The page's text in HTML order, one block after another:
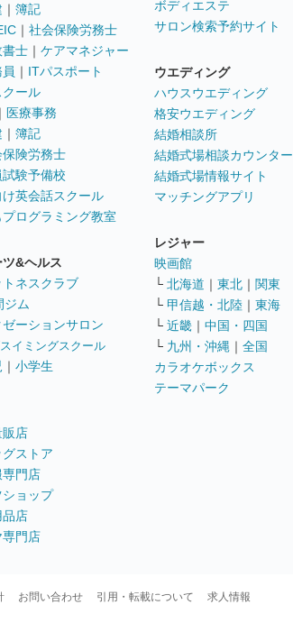
｜ 簿記
｜ 社会保険労務士
書士 ｜ ケアマネジャー
｜ ITパスポート
クール
｜ 医療事務
｜ 簿記
保険労務士
験予備校
英会話スクール
ログラミング教室
ツ&ヘルス
トネスクラブ
ジム
ゼーションサロン
イミングスクール
｜ 小学生
販店
グストア
門店
ショップ
品店
専門店
ボディエステ
サロン検索予約サイト
ウエディング
ハウスウエディング
格安ウエディング
結婚相談所
結婚式場相談カウンター
結婚式場情報サイト
マッチングアプリ
レジャー
映画館
└ 北海道 ｜ 東北 ｜ 関東
└ 甲信越・北陸 ｜ 東海
└ 近畿 ｜ 中国・四国
└ 九州・沖縄 ｜ 全国
カラオケボックス
テーマパーク
お問い合わせ 引用・転載について 求人情報